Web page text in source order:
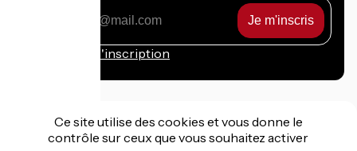
Conditions d'inscription
Financé dans le cadre de Destination France
Ce site utilise des cookies et vous donne le
contrôle sur ceux que vous souhaitez activer